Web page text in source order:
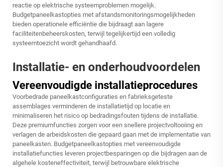
reactie op elektrische systeemproblemen mogelijk.
Budgetpaneelkastopties met afstandsmonitoringsmogelijkheden
bieden operationele efficiëntie die bijdraagt aan lagere
faciliteitenbeheerskosten, terwijl tegelijkertijd een volledig
systeemtoezicht wordt gehandhaafd.
Installatie- en onderhoudvoordelen
Vereenvoudigde installatieprocedures
Voorbedrade paneelkastconfiguraties en fabrieksgeteste
assemblages verminderen de installatietijd op locatie en
minimaliseren het risico op bedradingsfouten tijdens de installatie.
Deze premiumfuncties zorgen voor een snellere projectvoltooiing en
verlagen de arbeidskosten die gepaard gaan met de implementatie van
paneelkasten. Budgetpaneelkastopties met vereenvoudigde
installatiefuncties leveren projectbesparingen op die bijdragen aan de
algehele kosteneffectiviteit, terwijl betrouwbare elektrische